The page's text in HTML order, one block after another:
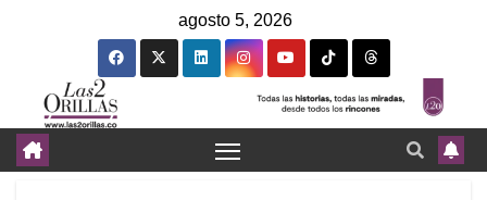
agosto 5, 2026